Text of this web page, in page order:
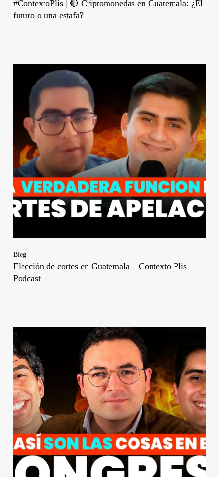
#ContextoPlis | 🔴 Criptomonedas en Guatemala: ¿El
futuro o una estafa?
Blog
Elección de cortes en Guatemala – Contexto Plis
Podcast